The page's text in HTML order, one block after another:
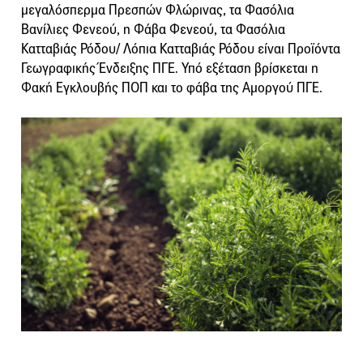
μεγαλόσπερμα Πρεσπών Φλώρινας, τα Φασόλια
Βανίλιες Φενεού, η Φάβα Φενεού, τα Φασόλια
Κατταβιάς Ρόδου/ Λόπια Κατταβιάς Ρόδου είναι Προϊόντα
Γεωγραφικής Ένδειξης ΠΓΕ. Υπό εξέταση βρίσκεται η
Φακή Εγκλουβής ΠΟΠ και το φάβα της Αμοργού ΠΓΕ.